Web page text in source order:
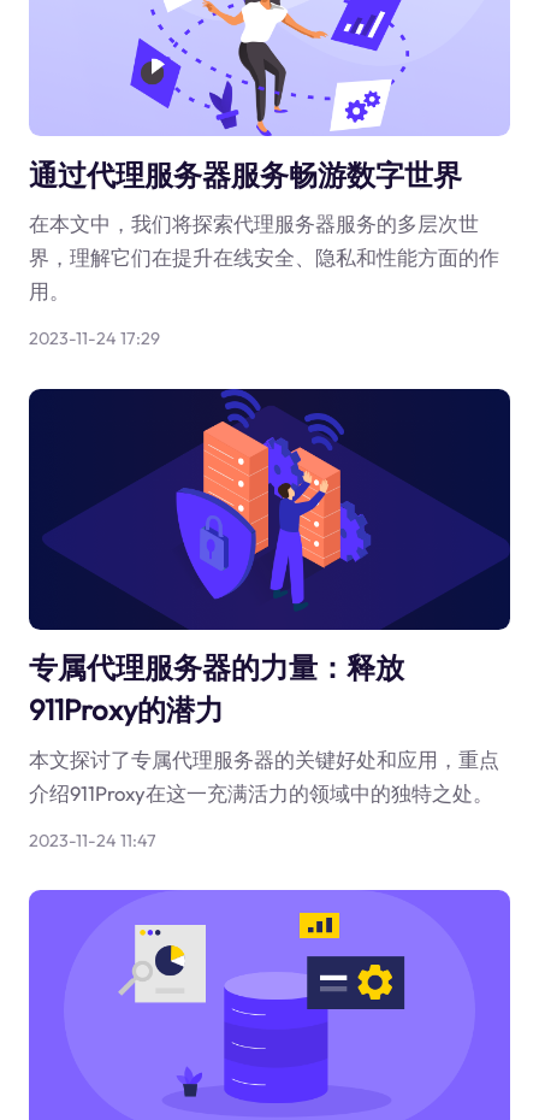
通过代理服务器服务畅游数字世界
在本文中，我们将探索代理服务器服务的多层次世
界，理解它们在提升在线安全、隐私和性能方面的作
用。
2023-11-24 17:29
专属代理服务器的力量：释放
911Proxy的潜力
本文探讨了专属代理服务器的关键好处和应用，重点
介绍911Proxy在这一充满活力的领域中的独特之处。
2023-11-24 11:47